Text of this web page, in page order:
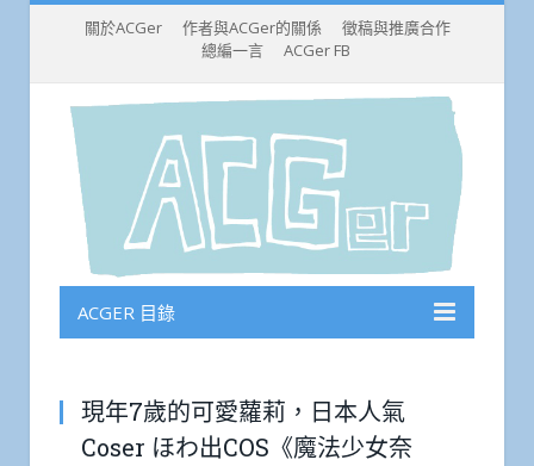
關於ACGer 作者與ACGer的關係
徵稿與推廣合作
總編一言
ACGer FB
ACGER 目錄
現年7歲的可愛蘿莉，日本人氣
Coser ほわ出COS《魔法少女奈